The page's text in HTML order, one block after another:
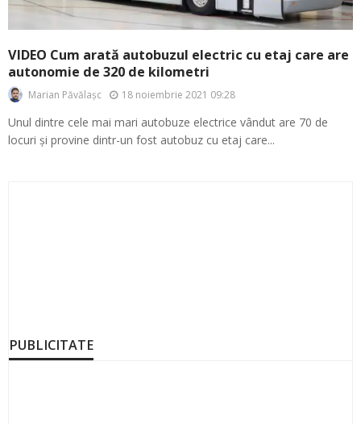
VIDEO Cum arată autobuzul electric cu etaj care are
autonomie de 320 de kilometri
Marian Păvălașc 18 noiembrie 2021 09:28
Unul dintre cele mai mari autobuze electrice vândut are 70 de
locuri și provine dintr-un fost autobuz cu etaj care...
PUBLICITATE